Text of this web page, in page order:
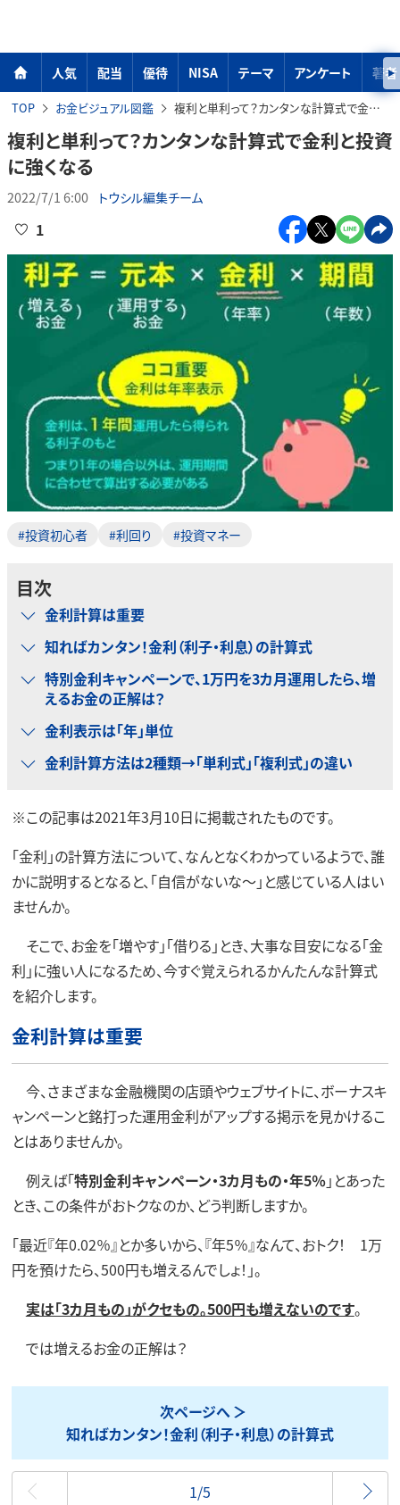
人気 配当 優待 NISA テーマ アンケート 著者
TOP お金ビジュアル図鑑 複利と単利って？カンタンな計算式で金利と投資に強くなる
複利と単利って？カンタンな計算式で金利と投資
に強くなる
2022/7/1 6:00 トウシル編集チーム
1
#投資初心者 #利回り #投資マネー
目次
金利計算は重要
知ればカンタン！金利（利子・利息）の計算式
特別金利キャンペーンで、1万円を3カ月運用したら、増
えるお金の正解は？
金利表示は「年」単位
金利計算方法は2種類→「単利式」「複利式」の違い
※この記事は2021年3月10日に掲載されたものです。
「金利」の計算方法について、なんとなくわかっているようで、誰
かに説明するとなると、「自信がないな～」と感じている人はい
ませんか。
そこで、お金を「増やす」「借りる」とき、大事な目安になる「金
利」に強い人になるため、今すぐ覚えられるかんたんな計算式
を紹介します。
金利計算は重要
今、さまざまな金融機関の店頭やウェブサイトに、ボーナスキ
ャンペーンと銘打った運用金利がアップする掲示を見かけるこ
とはありませんか。
例えば「特別金利キャンペーン・3カ月もの・年5％」とあった
とき、この条件がおトクなのか、どう判断しますか。
「最近『年0.02％』とか多いから、『年5％』なんて、おトク！ 1万
円を預けたら、500円も増えるんでしょ！」。
実は「3カ月もの」がクセもの。500円も増えないのです。
では増えるお金の正解は？
次ページへ
知ればカンタン！金利（利子・利息）の計算式
最初
1/5